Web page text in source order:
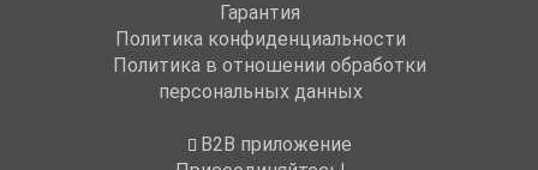
Гарантия
Политика конфиденциальности
Политика в отношении обработки
персональных данных
B2B приложение